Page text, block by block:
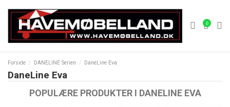
0
Forside DANELINE Serien DaneLine Eva
DaneLine Eva
POPULÆRE PRODUKTER I DANELINE EVA